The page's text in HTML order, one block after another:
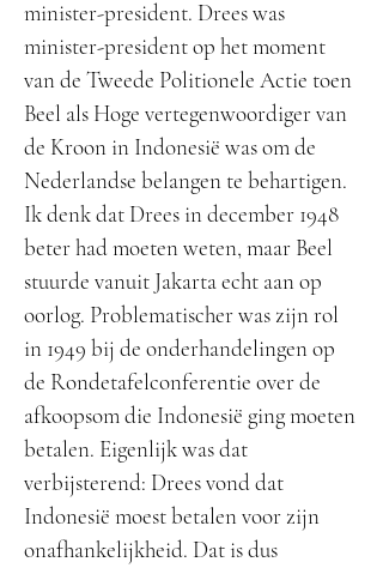
minister-president. Drees was
minister-president op het moment
van de Tweede Politionele Actie toen
Beel als Hoge vertegenwoordiger van
de Kroon in Indonesië was om de
Nederlandse belangen te behartigen.
Ik denk dat Drees in december 1948
beter had moeten weten, maar Beel
stuurde vanuit Jakarta echt aan op
oorlog. Problematischer was zijn rol
in 1949 bij de onderhandelingen op
de Rondetafelconferentie over de
afkoopsom die Indonesië ging moeten
betalen. Eigenlijk was dat
verbijsterend: Drees vond dat
Indonesië moest betalen voor zijn
onafhankelijkheid. Dat is dus